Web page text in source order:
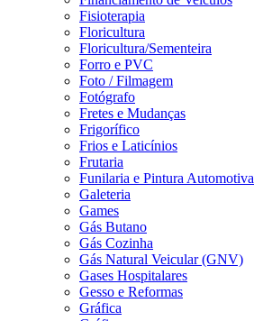
Fisioterapia
Floricultura
Floricultura/Sementeira
Forro e PVC
Foto / Filmagem
Fotógrafo
Fretes e Mudanças
Frigorífico
Frios e Laticínios
Frutaria
Funilaria e Pintura Automotiva
Galeteria
Games
Gás Butano
Gás Cozinha
Gás Natural Veicular (GNV)
Gases Hospitalares
Gesso e Reformas
Gráfica